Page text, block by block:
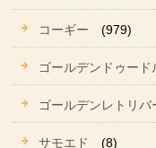
コーギー (979)
ゴールデンドゥード
ゴールデンレトリバ
サモエド (8)